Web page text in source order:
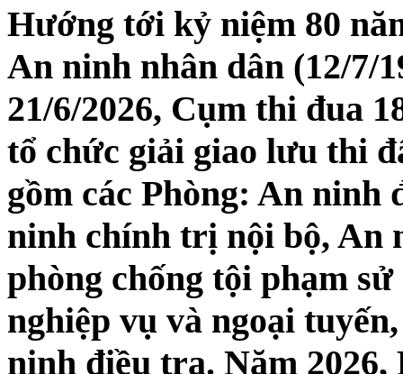
Hướng tới kỷ niệm 80
An ninh nhân dân (12/7/
21/6/2026, Cụm thi đua
tổ chức giải giao lưu thi
gồm các Phòng: An ninh
ninh chính trị nội bộ, An
phòng chống tội phạm
nghiệp vụ và ngoại
ninh điều tra. Năm